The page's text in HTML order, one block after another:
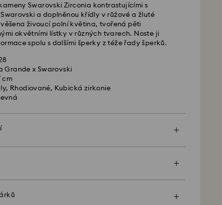
Swarovski Zirconia kontrastujícími s
a doplněnou křídly v růžové a žluté
živoucí polní květina, tvořená pěti
okvětními lístky v různých tvarech. Noste ji
spolu s dalšími šperky z téže řady šperků.
Grande x Swarovski
cm
Rhodiované, Kubická zirkonie
zdarma nad: CZK 2460
-FedEx
od pondělí do pátku do 14:30 SEČ budou
tentýž pracovní den.
1-2 pracovní den po zpracování a odeslání
přepravu: CZK 480
nedoručuje do P.O. boxů ani na adresy typu
platbu.
Myriad, Licensed-in a Creators Lab
mimořádnější. K dárku můžete přiložit také
"dárek", vaše zboží bude zabaleno do jednoho